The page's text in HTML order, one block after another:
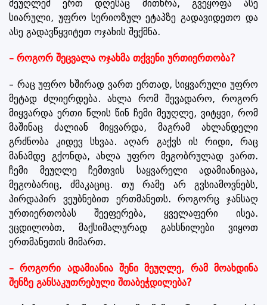
მეუღლემ ერთ დღესაც მითხრა, გვეყოფა ასე
სიარული, უფრო სერიოზულ ეტაპზე გადავიდეთო და
ასე გადავწყვიტეთ ოჯახის შექმნა.
– როგორ შეცვალა ოჯახმა თქვენი ურთიერთობა?
– რაც უფრო ხშირად ვართ ერთად, სიყვარული უფრო
მეტად ძლიერდება. ახლა რომ შევადარო, როგორ
მიყვარდა ერთი წლის წინ ჩემი მეუღლე, ვიტყვი, რომ
მაშინაც ძალიან მიყვარდა, მაგრამ ახლანდელი
გრძნობა კიდევ სხვაა. აღარ გაქვს ის რიდი, რაც
მანამდე გქონდა, ახლა უფრო მეგობრულად ვართ.
ჩემი მეუღლე ჩემთვის საყვარელი ადამიანიცაა,
მეგობარიც, ძმაკაციც. თუ რამე არ გვსიამოვნებს,
პირდაპირ ვეუბნებით ერთმანეთს. როგორც ჯანსაღ
ურთიერთობას შეეფერება, ყველაფერი ისეა.
ვცდილობთ, მაქსიმალურად გახსნილები ვიყოთ
ერთმანეთის მიმართ.
– როგორი ადამიანია შენი მეუღლე, რამ მოახდინა
შენზე განსაკუთრებული შთაბეჭდილება?